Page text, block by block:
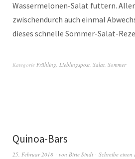
Wassermelonen-Salat futtern.
zwischendurch auch einmal
dieses schnelle Sommer-Salat-
Kategorie Frühling, Lieblingspost, Salat, Sommer
Quinoa-Bars
25. Februar 2018 von Birte Sindt Schreibe einen